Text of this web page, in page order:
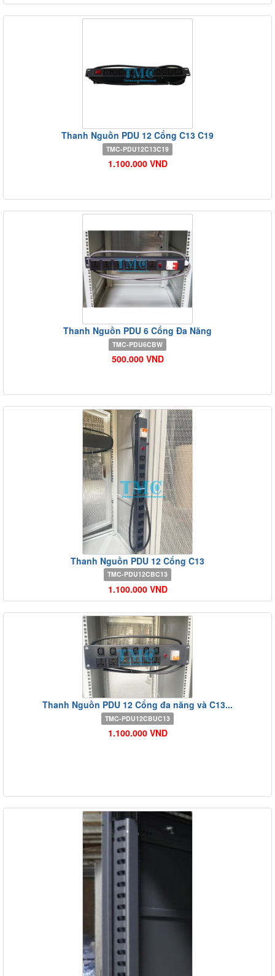
Thanh Nguồn PDU 12 Cổng C13 C19
TMC-PDU12C13C19
1.100.000 VND
Thanh Nguồn PDU 6 Cổng Đa Năng
TMC-PDU6CBW
500.000 VND
Thanh Nguồn PDU 12 Cổng C13
TMC-PDU12CBC13
1.100.000 VND
Thanh Nguồn PDU 12 Cổng đa năng và C13...
TMC-PDU12CBUC13
1.100.000 VND